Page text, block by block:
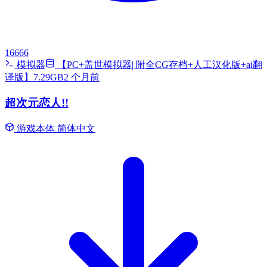
16666
模拟器
【PC+盖世模拟器| 附全CG存档+人工汉化版+ai翻
译版】7.29GB2 个月前
超次元恋人!!
游戏本体 简体中文